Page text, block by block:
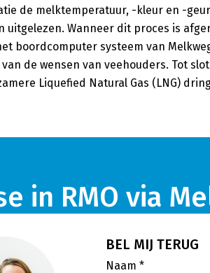
de melktemperatuur, -kleur en -
uitgelezen. Wanneer dit proces is
boordcomputer systeem van
de wensen van veehouders. Tot
Liquefied Natural Gas (LNG)
in RMO via
BEL MIJ TERUG
Naam*